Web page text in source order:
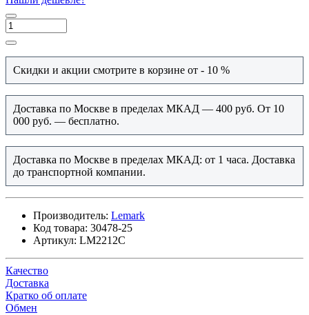
Скидки и акции смотрите в корзине от - 10 %
Доставка по Москве в пределах МКАД — 400 руб. От 10
000 руб. — бесплатно.
Доставка по Москве в пределах МКАД: от 1 часа. Доставка
до транспортной компании.
Производитель: Lemark
Код товара: 30478-25
Артикул: LM2212C
Качество
Доставка
Кратко об оплате
Обмен